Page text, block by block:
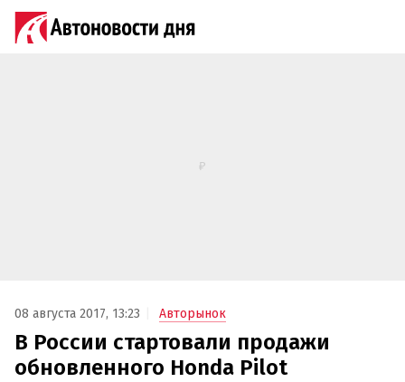
08 августа 2017, 13:23 Авторынок
В России стартовали продажи
обновленного Honda Pilot